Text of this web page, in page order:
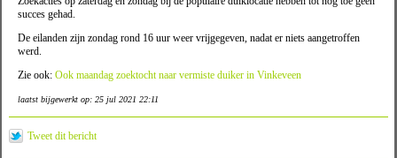
succes gehad.
De eilanden zijn zondag rond 16 uur weer vrijgegeven, nadat er niets aangetroffen
werd.
Zie ook: Ook maandag zoektocht naar vermiste duiker in Vinkeveen
laatst bijgewerkt op: 25 jul 2021 22:11
Tweet dit bericht